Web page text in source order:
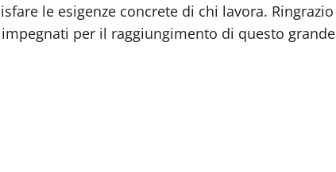
le esigenze concrete di chi lavora. Ringrazio
per il raggiungimento di questo grande